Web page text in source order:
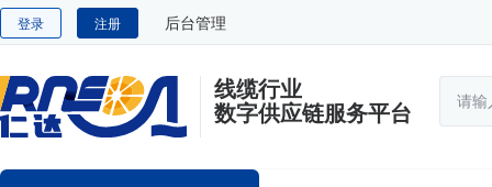
登录 注册 后台管理
线缆行业
数字供应链服务平台